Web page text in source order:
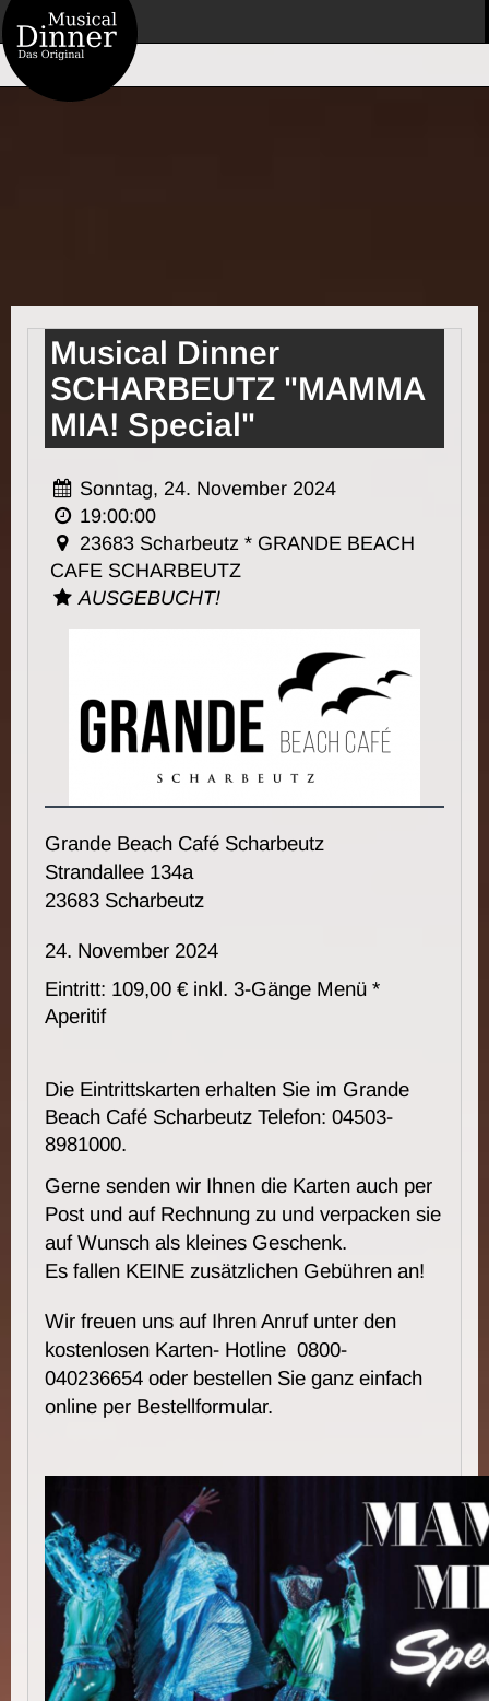
Musical Dinner
SCHARBEUTZ "MAMMA
MIA! Special"
Sonntag, 24. November 2024
19:00:00
23683 Scharbeutz * GRANDE BEACH
CAFE SCHARBEUTZ
AUSGEBUCHT!
Grande Beach Café Scharbeutz
Strandallee 134a
23683 Scharbeutz
24. November 2024
Eintritt: 109,00 € inkl. 3-Gänge Menü *
Aperitif
Die Eintrittskarten erhalten Sie im Grande
Beach Café Scharbeutz Telefon: 04503-
8981000.
Gerne senden wir Ihnen die Karten auch per
Post und auf Rechnung zu und verpacken sie
auf Wunsch als kleines Geschenk.
Es fallen KEINE zusätzlichen Gebühren an!
Wir freuen uns auf Ihren Anruf unter den
kostenlosen Karten- Hotline 0800-
040236654 oder bestellen Sie ganz einfach
online per Bestellformular.